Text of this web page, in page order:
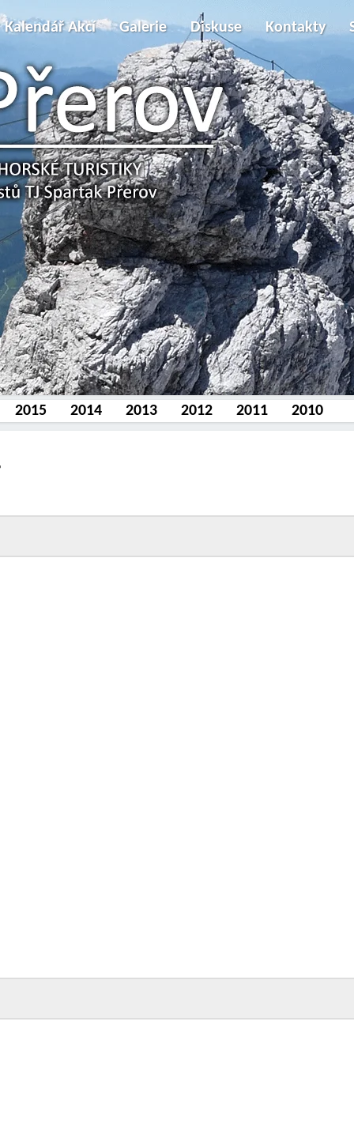
Kalendář Akcí Galerie Diskuse Kontakty
2015 2014 2013 2012 2011 2010